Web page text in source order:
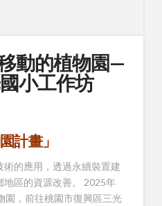
移動的植物園—
小工作坊
計畫」
的應用，透過永續裝置建
區的資源改善。 2025年
園，前往桃園市復興區三光